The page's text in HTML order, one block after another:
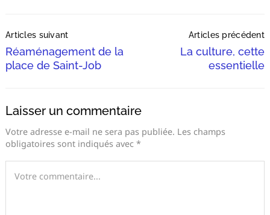
Navigation
Articles suivant
Réaménagement de la
place de Saint-Job
Articles précédent
La culture, cette
essentielle
Laisser un commentaire
Votre adresse e-mail ne sera pas publiée. Les champs
obligatoires sont indiqués avec *